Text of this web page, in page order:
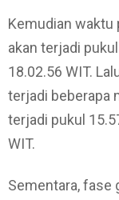
Kemudian waktu
akan terjadi
18.02.56 WIT.
terjadi beberapa
terjadi pukul
WIT.
Sementara, fase